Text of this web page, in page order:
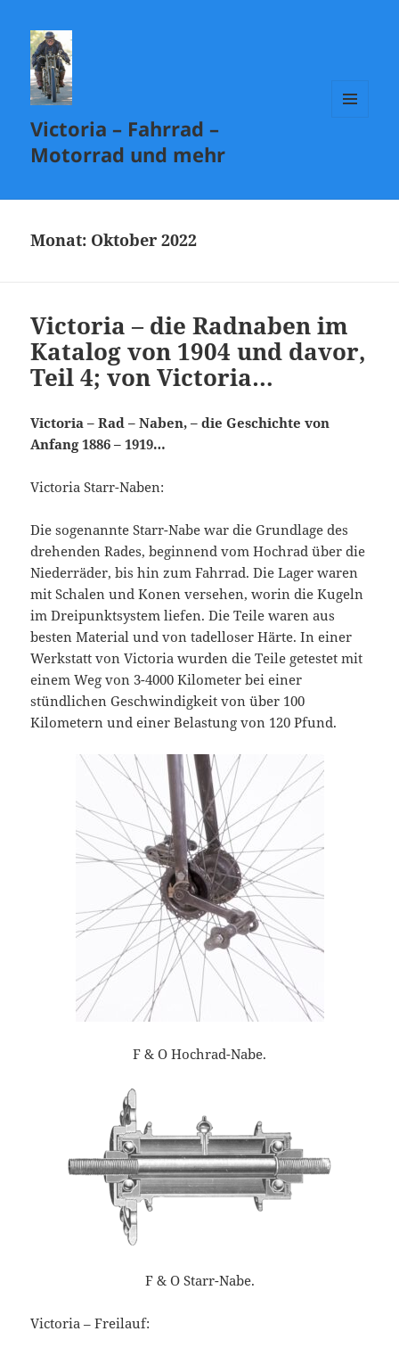
Victoria – Fahrrad –
Motorrad und mehr
Monat: Oktober 2022
Victoria – die Radnaben im
Katalog von 1904 und davor,
Teil 4; von Victoria…
Victoria – Rad – Naben, – die Geschichte von
Anfang 1886 – 1919…
Victoria Starr-Naben:
Die sogenannte Starr-Nabe war die Grundlage des
drehenden Rades, beginnend vom Hochrad über die
Niederräder, bis hin zum Fahrrad. Die Lager waren
mit Schalen und Konen versehen, worin die Kugeln
im Dreipunktsystem liefen. Die Teile waren aus
besten Material und von tadelloser Härte. In einer
Werkstatt von Victoria wurden die Teile getestet mit
einem Weg von 3-4000 Kilometer bei einer
stündlichen Geschwindigkeit von über 100
Kilometern und einer Belastung von 120 Pfund.
F & O Hochrad-Nabe.
F & O Starr-Nabe.
Victoria – Freilauf: